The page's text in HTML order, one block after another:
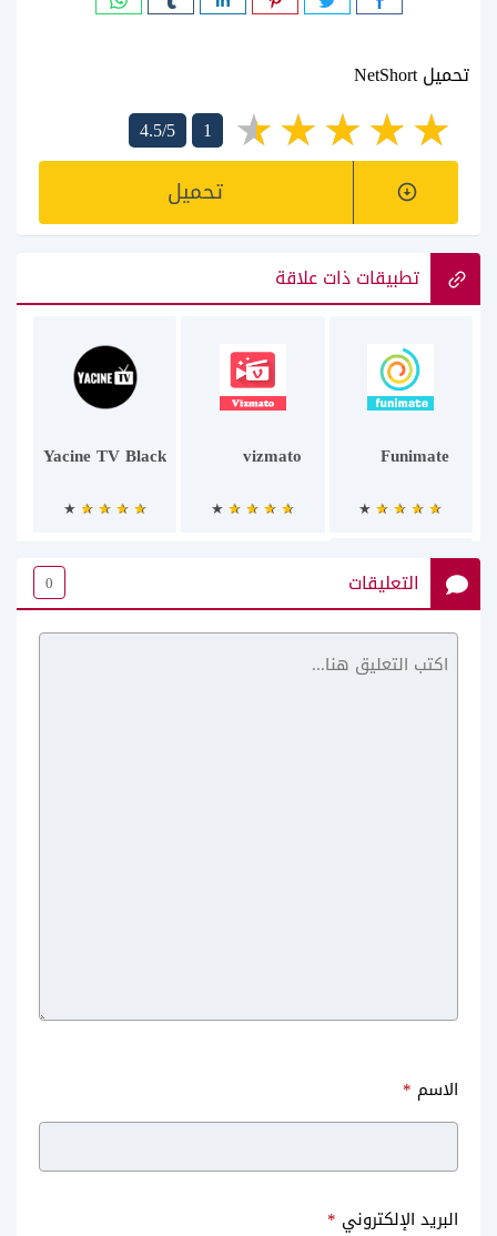
تحميل NetShort
4.5/5
1
تحميل
تطبيقات ذات علاقة
Funimate
vizmato
Yacine TV Black
تطبيق وياك
التعليقات 0
الاسم *
البريد الإلكتروني *